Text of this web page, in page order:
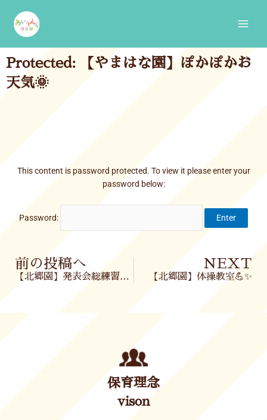
content
Protected: 【やまはな園】ぽかぽかお
天気🌞
This content is password protected. To view it please enter your
password below:
Password:
Prev
前の投稿へ
【北郷園】発表会総練習など🎶
NEXT
【北郷園】体操教室💪✨
保育理念
vison